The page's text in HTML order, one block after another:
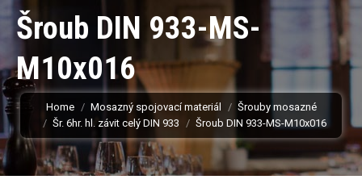
Šroub DIN 933-MS-
M10x016
You are here:
Home Mosazný spojovací materiál
Šrouby mosazné
Šr. 6hr. hl. závit celý DIN 933
Šroub DIN 933-MS-M10x016